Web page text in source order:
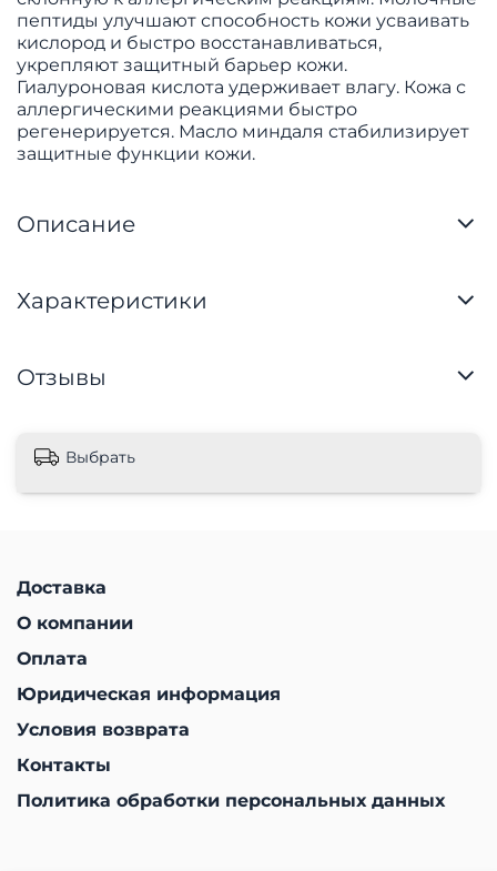
пептиды улучшают способность кожи усваивать
кислород и быстро восстанавливаться,
укрепляют защитный барьер кожи.
Гиалуроновая кислота удерживает влагу. Кожа с
аллергическими реакциями быстро
регенерируется. Масло миндаля стабилизирует
защитные функции кожи.
Описание
Характеристики
Отзывы
Выбрать
Доставка
О компании
Оплата
Юридическая информация
Условия возврата
Контакты
Политика обработки персональных данных